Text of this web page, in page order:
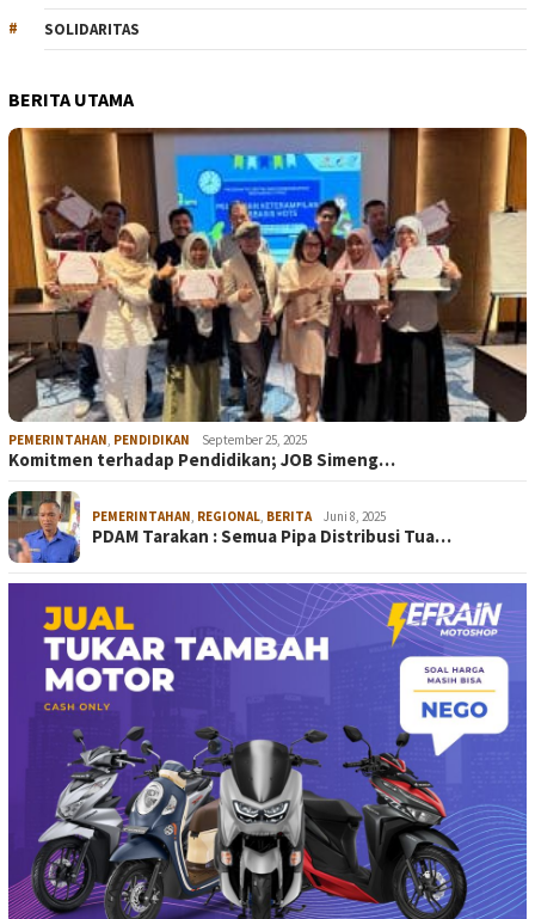
SOLIDARITAS
BERITA UTAMA
PEMERINTAHAN, PENDIDIKAN September 25, 2025
Komitmen terhadap Pendidikan; JOB Simeng…
PEMERINTAHAN, REGIONAL, BERITA Juni 8, 2025
PDAM Tarakan : Semua Pipa Distribusi Tua…